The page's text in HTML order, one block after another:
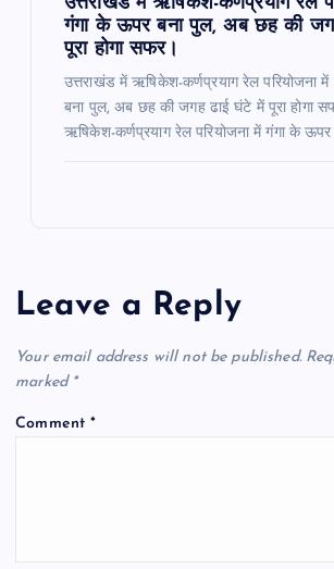
उत्तराखंड में ऋषिकेश-कर्णप्रयाग रेल
गंगा के ऊपर बना पुल, अब छह की
पूरा होगा सफर।
उत्तराखंड में ऋषिकेश-कर्णप्रयाग रेल परियोजना
बना पुल, अब छह की जगह ढाई घंटे में पूरा होगा
ऋषिकेश-कर्णप्रयाग रेल परियोजना में गंगा के
Leave a Reply
Your email address will not be published.
marked *
Comment*